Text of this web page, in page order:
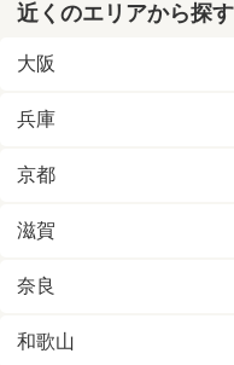
近くのエリアから探す
大阪
兵庫
京都
滋賀
奈良
和歌山